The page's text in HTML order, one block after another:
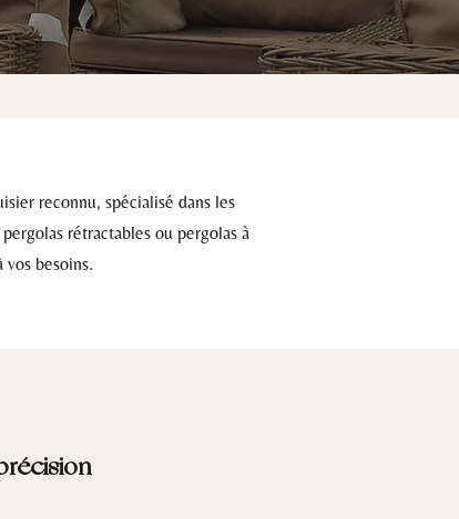
reconnu, spécialisé dans les
rétractables ou pergolas à
besoins.